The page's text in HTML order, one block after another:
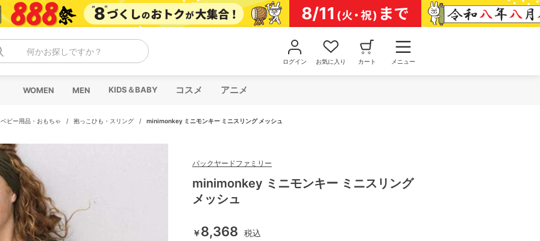
何かお探しですか？
ログイン お気に入り カート メニュー
WOMEN MEN KIDS＆BABY コスメ アニメ
ベビー用品・おもちゃ / 抱っこひも・スリング / minimonkey ミニモンキー ミニスリング メッシュ
バックヤードファミリー
minimonkey ミニモンキー ミニスリング
メッシュ
￥8,368 税込